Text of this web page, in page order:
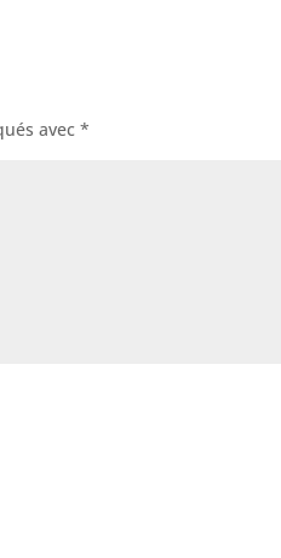
avec *